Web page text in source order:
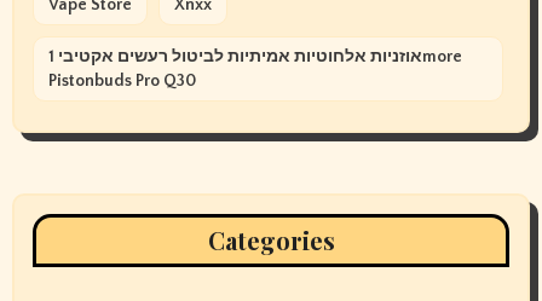
Vape Store Xnxx
אוזניות אלחוטיות אמיתיות לביטול רעשים אקטיבי 1more
Pistonbuds Pro Q30
Categories